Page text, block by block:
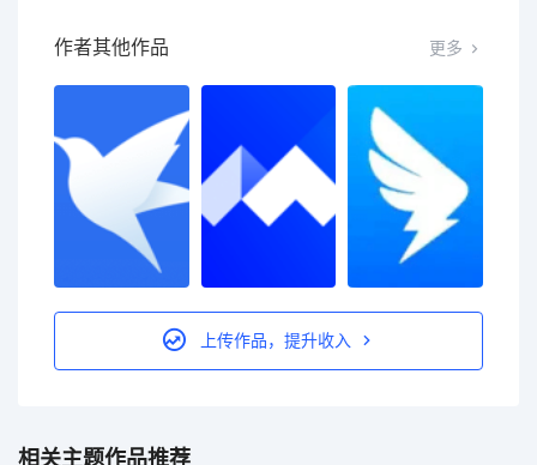
作者其他作品 更多
上传作品，提升收入
相关主题作品推荐